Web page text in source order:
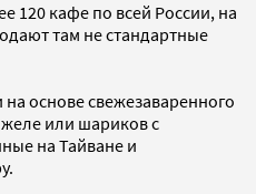
120 кафе по всей России, на
там не стандартные
основе свежезаваренного
или шариков с
на Тайване и